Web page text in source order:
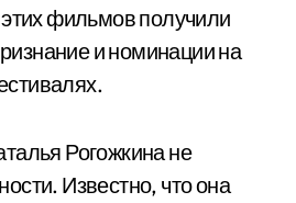
фильмов получили
и номинации на
Рогожкина не
Известно, что она